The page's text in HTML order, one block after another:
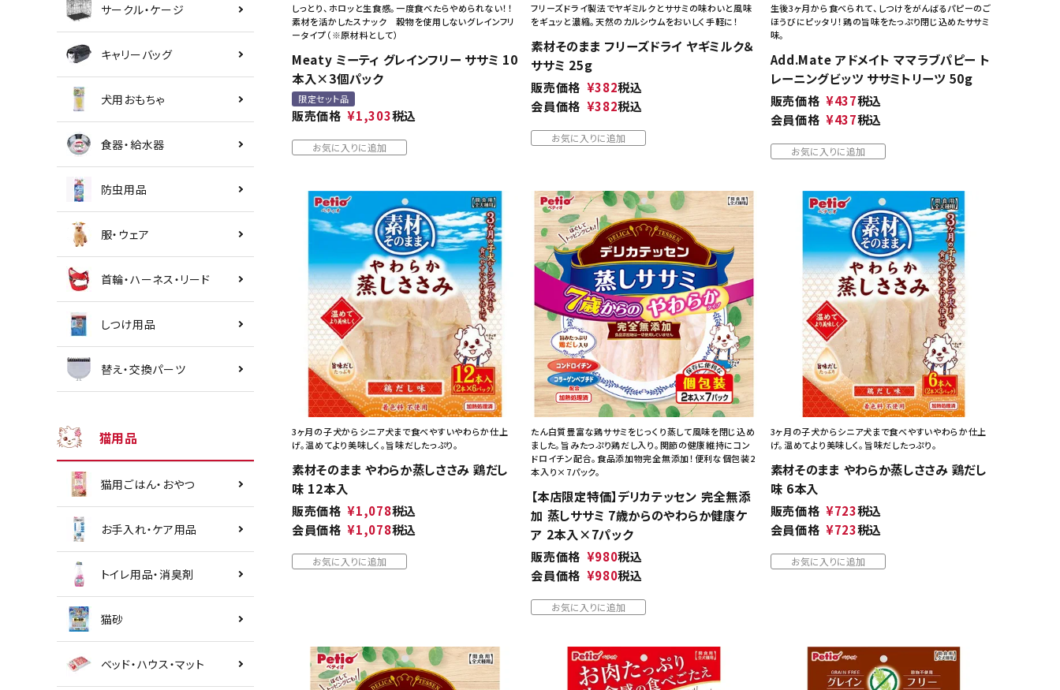
サークル・ケージ
キャリーバッグ
犬用おもちゃ
食器・給水器
防虫用品
服・ウェア
首輪・ハーネス・リード
しつけ用品
替え・交換パーツ
猫用品
猫用ごはん・おやつ
お手入れ・ケア用品
トイレ用品・消臭剤
猫砂
ベッド・ハウス・マット
しっとり、ホロッと生食感。一度食べたらやめられない！！
素材を活かしたスナック 穀物を使用しないグレインフリ
ータイプ（※原材料として）
Meaty ミーティ グレインフリー ササミ 10
本入×3個パック
限定セット品
販売価格 ¥1,303税込
お気に入りに追加
フリーズドライ製法でヤギミルクとササミの味わいと風味
をギュッと濃縮。天然のカルシウムをおいしく手軽に！
素材そのまま フリーズドライ ヤギミルク＆
ササミ 25g
販売価格 ¥382税込
会員価格 ¥382税込
お気に入りに追加
生後3ヶ月から食べられて、しつけをがんばるパピーのご
ほうびにピッタリ！鶏の旨味をたっぷり閉じ込めたササミ
味。
Add.Mate アドメイト ママラブパピー ト
レーニングビッツ ササミトリーツ 50g
販売価格 ¥437税込
会員価格 ¥437税込
お気に入りに追加
3ヶ月の子犬からシニア犬まで食べやすいやわらか仕上
げ。温めてより美味しく。旨味だしたっぷり。
素材そのまま やわらか蒸しささみ 鶏だし
味 12本入
販売価格 ¥1,078税込
会員価格 ¥1,078税込
お気に入りに追加
たん白質豊富な鶏ササミをじっくり蒸して風味を閉じ込め
ました。旨みたっぷり鶏だし入り。関節の健康維持にコン
ドロイチン配合。食品添加物完全無添加！便利な個包装2
本入り×7パック。
【本店限定特価】デリカテッセン 完全無添
加 蒸しササミ 7歳からのやわらか健康ケ
ア 2本入×7パック
販売価格 ¥980税込
会員価格 ¥980税込
お気に入りに追加
3ヶ月の子犬からシニア犬まで食べやすいやわらか仕上
げ。温めてより美味しく。旨味だしたっぷり。
素材そのまま やわらか蒸しささみ 鶏だし
味 6本入
販売価格 ¥723税込
会員価格 ¥723税込
お気に入りに追加